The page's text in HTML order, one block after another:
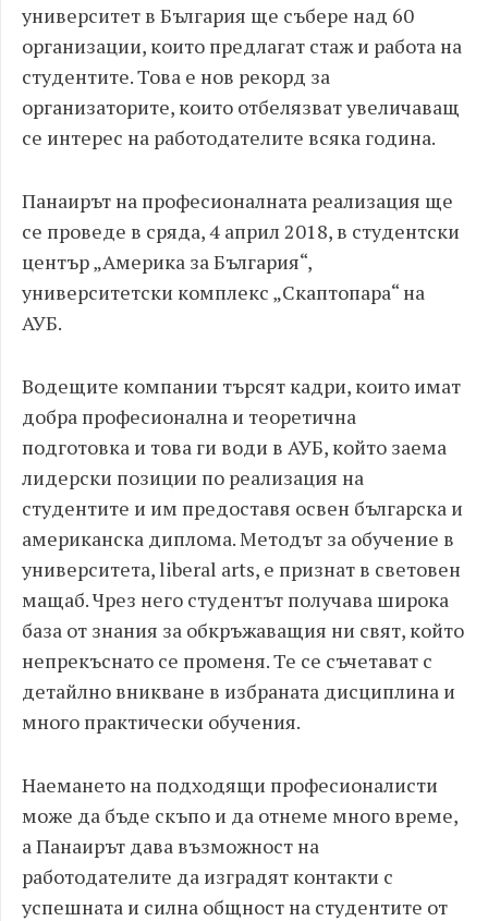
университет в България ще събере над 60
организации, които предлагат стаж и работа на
студентите. Това е нов рекорд за
организаторите, които отбелязват увеличаващ
се интерес на работодателите всяка година.
Панаирът на професионалната реализация ще
се проведе в сряда, 4 април 2018, в студентски
център „Америка за България“,
университетски комплекс „Скаптопара“ на
АУБ.
Водещите компании търсят кадри, които имат
добра професионална и теоретична
подготовка и това ги води в АУБ, който заема
лидерски позиции по реализация на
студентите и им предоставя освен българска и
американска диплома. Методът за обучение в
университета, liberal arts, е признат в световен
мащаб. Чрез него студентът получава широка
база от знания за обкръжаващия ни свят, който
непрекъснато се променя. Те се съчетават с
детайлно вникване в избраната дисциплина и
много практически обучения.
Наемането на подходящи професионалисти
може да бъде скъпо и да отнеме много време,
а Панаирът дава възможност на
работодателите да изградят контакти с
успешната и силна общност на студентите от